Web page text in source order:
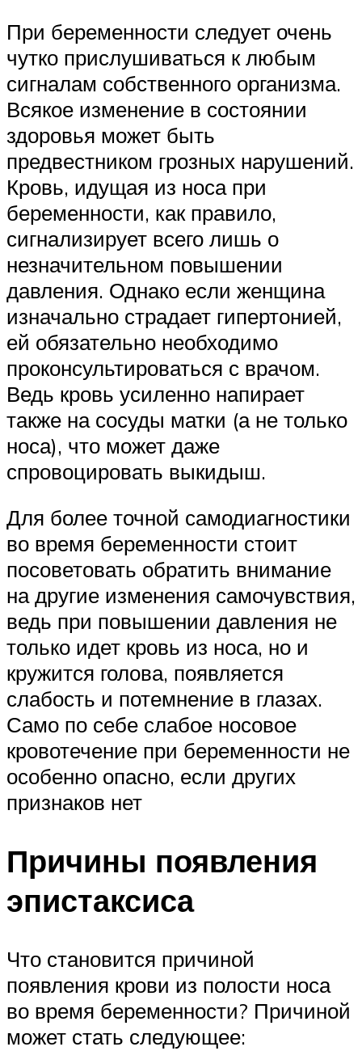
При беременности следует очень
чутко прислушиваться к любым
сигналам собственного организма.
Всякое изменение в состоянии
здоровья может быть
предвестником грозных нарушений.
Кровь, идущая из носа при
беременности, как правило,
сигнализирует всего лишь о
незначительном повышении
давления. Однако если женщина
изначально страдает гипертонией,
ей обязательно необходимо
проконсультироваться с врачом.
Ведь кровь усиленно напирает
также на сосуды матки (а не только
носа), что может даже
спровоцировать выкидыш.
Для более точной самодиагностики
во время беременности стоит
посоветовать обратить внимание
на другие изменения самочувствия,
ведь при повышении давления не
только идет кровь из носа, но и
кружится голова, появляется
слабость и потемнение в глазах.
Само по себе слабое носовое
кровотечение при беременности не
особенно опасно, если других
признаков нет
Причины появления
эпистаксиса
Что становится причиной
появления крови из полости носа
во время беременности? Причиной
может стать следующее: